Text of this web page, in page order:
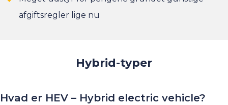
afgiftsregler lige nu
Hybrid-typer
Hvad er HEV – Hybrid electric vehicle?